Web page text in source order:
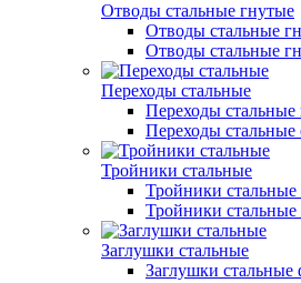
Отводы стальные гнутые
Отводы стальные
Отводы стальные
Переходы стальные
Переходы
Переходы
Тройники стальные
Тройники
Тройники
Заглушки стальные
Заглушки стальные